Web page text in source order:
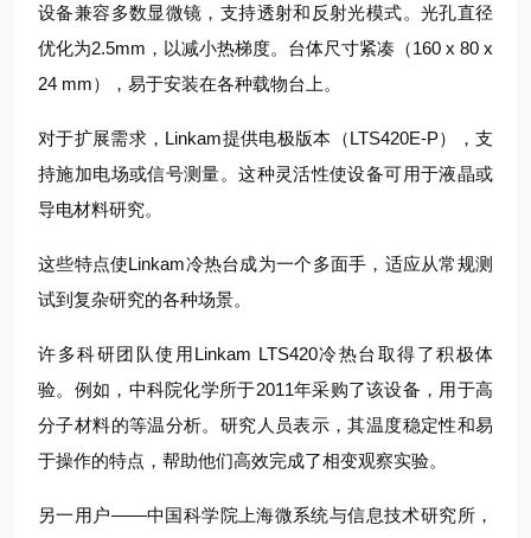
设备兼容多数显微镜，支持透射和反射光模式。光孔直径
优化为2.5mm，以减小热梯度。台体尺寸紧凑（160 x 80 x
24 mm），易于安装在各种载物台上。
对于扩展需求，Linkam提供电极版本（LTS420E-P），支
持施加电场或信号测量。这种灵活性使设备可用于液晶或
导电材料研究。
这些特点使Linkam冷热台成为一个多面手，适应从常规测
试到复杂研究的各种场景。
许多科研团队使用Linkam LTS420冷热台取得了积极体
验。例如，中科院化学所于2011年采购了该设备，用于高
分子材料的等温分析。研究人员表示，其温度稳定性和易
于操作的特点，帮助他们高效完成了相变观察实验。
另一用户——中国科学院上海微系统与信息技术研究所，